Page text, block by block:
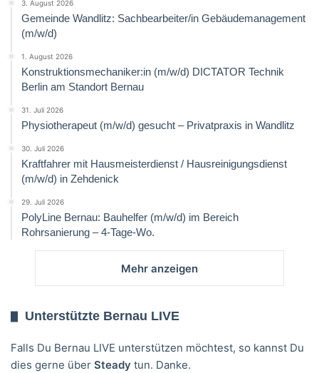
3. August 2026
Gemeinde Wandlitz: Sachbearbeiter/in Gebäudemanagement
(m/w/d)
1. August 2026
Konstruktionsmechaniker:in (m/w/d) DICTATOR Technik
Berlin am Standort Bernau
31. Juli 2026
Physiotherapeut (m/w/d) gesucht – Privatpraxis in Wandlitz
30. Juli 2026
Kraftfahrer mit Hausmeisterdienst / Hausreinigungsdienst
(m/w/d) in Zehdenick
29. Juli 2026
PolyLine Bernau: Bauhelfer (m/w/d) im Bereich
Rohrsanierung – 4-Tage-Wo.
Mehr anzeigen
Unterstützte Bernau LIVE
Falls Du Bernau LIVE unterstützen möchtest, so kannst Du
dies gerne über Steady tun. Danke.